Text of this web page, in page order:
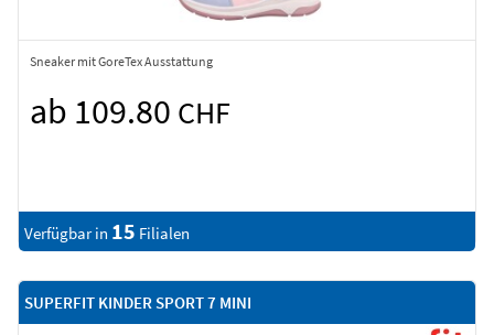
Sneaker mit GoreTex Ausstattung
ab 109.80 CHF
Verfügbar in 15 Filialen
SUPERFIT KINDER SPORT 7 MINI